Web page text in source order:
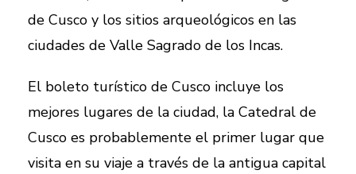
de Cusco y los sitios arqueológicos en las
ciudades de Valle Sagrado de los Incas.
El boleto turístico de Cusco incluye los
mejores lugares de la ciudad, la Catedral de
Cusco es probablemente el primer lugar que
visita en su viaje a través de la antigua capital